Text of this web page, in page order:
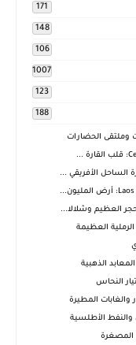
171
148
106
1007
123
188